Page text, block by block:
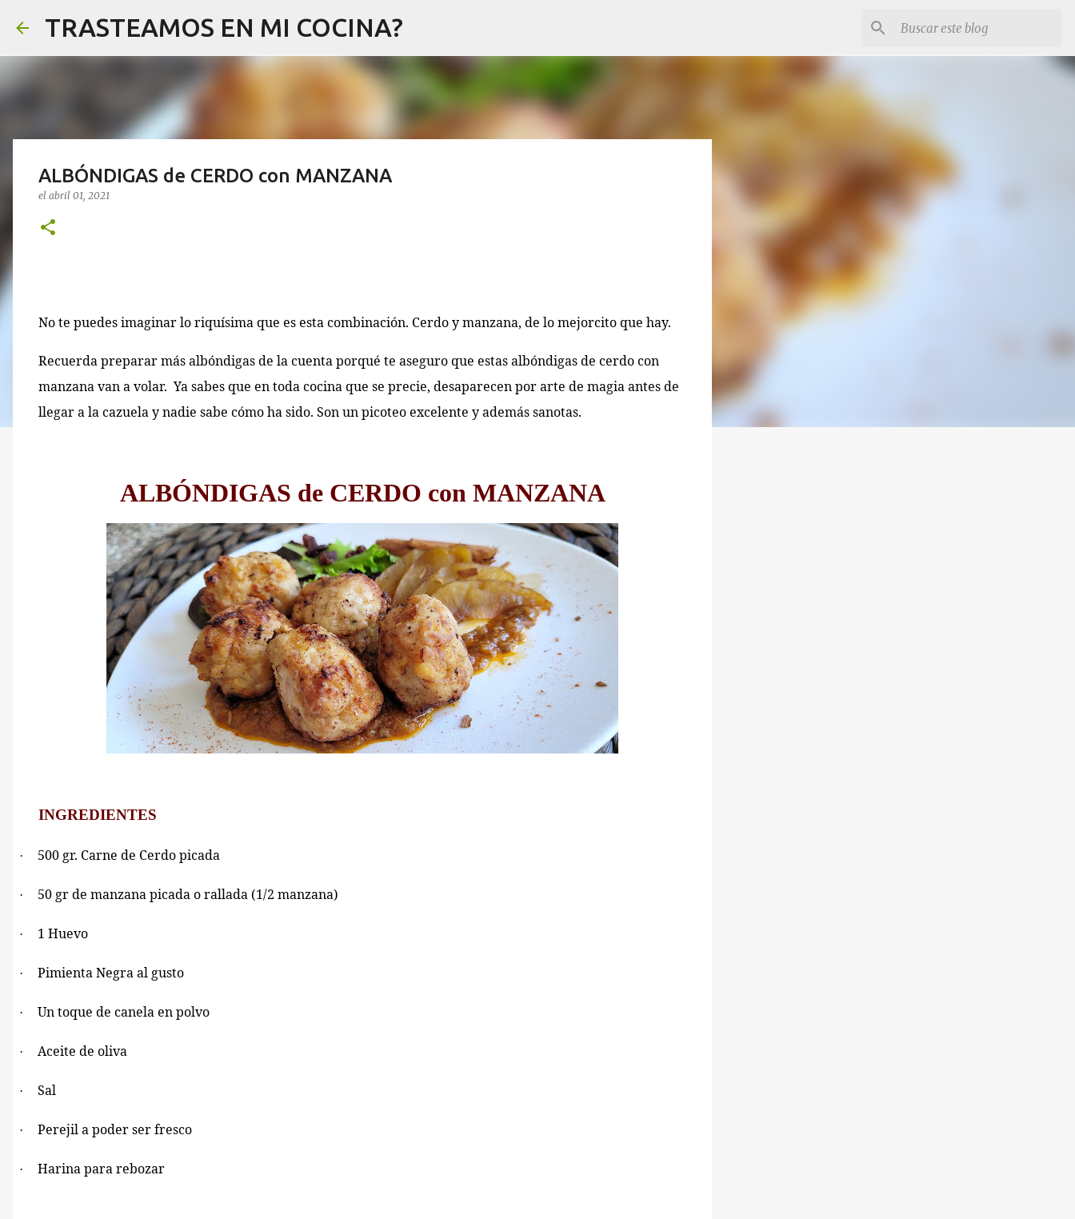
TRASTEAMOS EN MI COCINA?
ALBÓNDIGAS de CERDO con MANZANA
el abril 01, 2021
No te puedes imaginar lo riquísima que es esta combinación. Cerdo y manzana, de lo mejorcito que hay.
Recuerda preparar más albóndigas de la cuenta porqué te aseguro que estas albóndigas de cerdo con
manzana van a volar. Ya sabes que en toda cocina que se precie, desaparecen por arte de magia antes de
llegar a la cazuela y nadie sabe cómo ha sido. Son un picoteo excelente y además sanotas.
ALBÓNDIGAS de CERDO con MANZANA
INGREDIENTES
· 500 gr. Carne de Cerdo picada
· 50 gr de manzana picada o rallada (1/2 manzana)
· 1 Huevo
· Pimienta Negra al gusto
· Un toque de canela en polvo
· Aceite de oliva
· Sal
· Perejil a poder ser fresco
· Harina para rebozar